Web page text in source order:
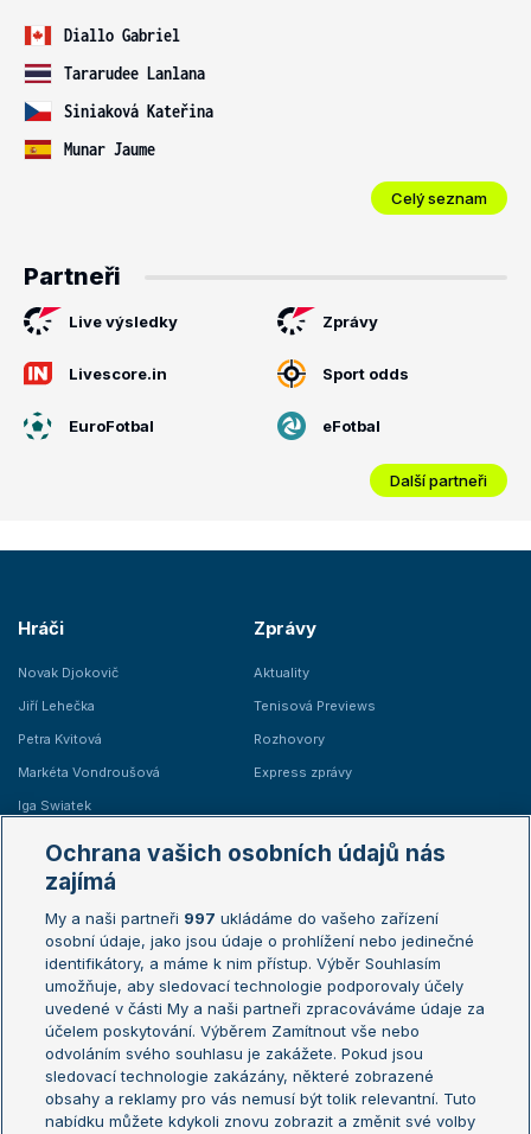
Diallo Gabriel
Tararudee Lanlana
Siniaková Kateřina
Munar Jaume
Celý seznam
Partneři
Live výsledky Zprávy
Livescore.in Sport odds
EuroFotbal eFotbal
Další partneři
Hráči
Novak Djokovič
Jiří Lehečka
Petra Kvitová
Markéta Vondroušová
Iga Swiatek
Zprávy
Aktuality
Tenisová Previews
Rozhovory
Express zprávy
Žebříčky
Žebříček ATP (muži)
Žebříček WTA (ženy)
Sázkařský žebříček
Australian Open
French Open
Wimbledon
US Open
Turnaj mistrů
Turnaj mistryň
Aktualní trendy
Ochrana vašich osobních údajů nás
zajímá
My a naši partneři 997 ukládáme do vašeho zařízení
osobní údaje, jako jsou údaje o prohlížení nebo jedinečné
identifikátory, a máme k nim přístup. Výběr Souhlasím
umožňuje, aby sledovací technologie podporovaly účely
uvedené v části My a naši partneři zpracováváme údaje za
účelem poskytování. Výběrem Zamítnout vše nebo
odvoláním svého souhlasu je zakážete. Pokud jsou
sledovací technologie zakázány, některé zobrazené
obsahy a reklamy pro vás nemusí být tolik relevantní. Tuto
nabídku můžete kdykoli znovu zobrazit a změnit své volby